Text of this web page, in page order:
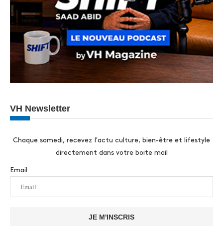
VH Newsletter
Chaque samedi, recevez l'actu culture, bien-être et lifestyle
directement dans votre boite mail
Email
JE M'INSCRIS